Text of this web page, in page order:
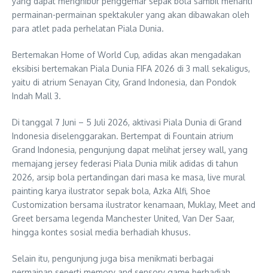
permainan-permainan spektakuler yang akan dibawakan oleh
para atlet pada perhelatan Piala Dunia.
Bertemakan Home of World Cup, adidas akan mengadakan
eksibisi bertemakan Piala Dunia FIFA 2026 di 3 mall sekaligus,
yaitu di atrium Senayan City, Grand Indonesia, dan Pondok
Indah Mall 3.
Di tanggal 7 Juni – 5 Juli 2026, aktivasi Piala Dunia di Grand
Indonesia diselenggarakan. Bertempat di Fountain atrium
Grand Indonesia, pengunjung dapat melihat jersey wall, yang
memajang jersey federasi Piala Dunia milik adidas di tahun
2026, arsip bola pertandingan dari masa ke masa, live mural
painting karya ilustrator sepak bola, Azka Alfi, Shoe
Customization bersama ilustrator kenamaan, Muklay, Meet and
Greet bersama legenda Manchester United, Van Der Saar,
hingga kontes sosial media berhadiah khusus.
Selain itu, pengunjung juga bisa menikmati berbagai